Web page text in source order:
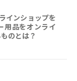
インショップを
用品をオンライ
のとは？